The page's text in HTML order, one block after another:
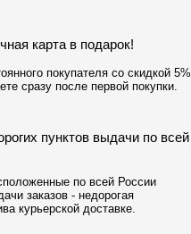
карта в подарок!
покупателя со скидкой 5%
сразу после первой покупки.
пунктов выдачи по всей
по всей России
заказов - недорогая
курьерской доставке.